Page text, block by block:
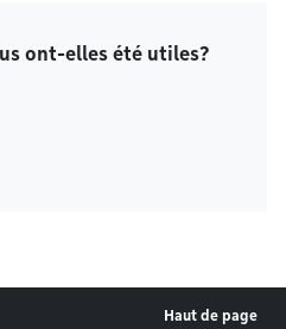
ont-elles été utiles?
Haut de page